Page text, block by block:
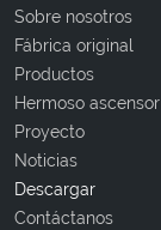
Sobre nosotros
Fábrica original
Productos
Hermoso ascensor
Proyecto
Noticias
Descargar
Contáctanos